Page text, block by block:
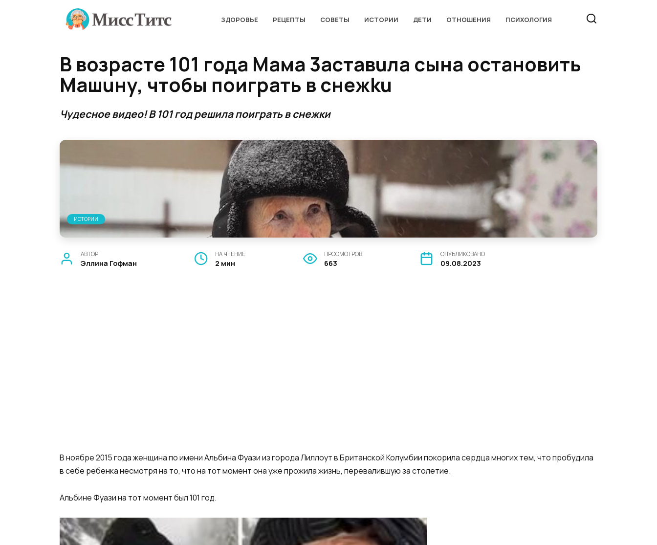
ЗДОРОВЬЕ РЕЦЕПТЫ СОВЕТЫ ИСТОРИИ ДЕТИ ОТНОШЕНИЯ ПСИХОЛОГИЯ
В возpacте 101 года Maма 3acтавuла cына остановить
Maшuну, чтобы поиграть в cнeжku
Чудесное видео! В 101 год решила поиграть в снежки
ИСТОРИИ
АВТОР
Эллина Гофман
НА ЧТЕНИЕ
2 мин
ПРОСМОТРОВ
663
ОПУБЛИКОВАНО
09.08.2023
В ноябре 2015 года женщина по имени Альбина Фуази из города Лиллоут в Британской Колумбии покорила сердца многих тем, что пробудила
в себе ребенка несмотря на то, что на тот момент она уже прожила жизнь, перевалившую за столетие.
Альбине Фуази на тот момент был 101 год.